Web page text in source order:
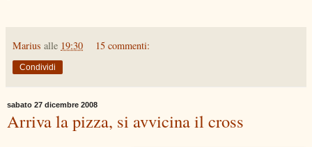
Marius alle 19:30 15 commenti:
Condividi
sabato 27 dicembre 2008
Arriva la pizza, si avvicina il cross